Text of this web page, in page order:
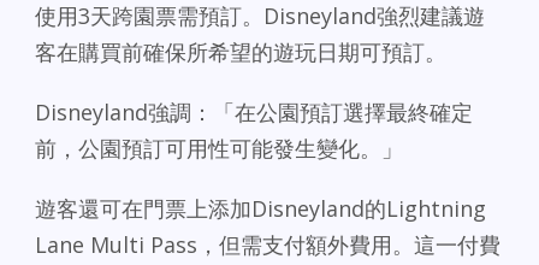
使用3天跨園票需預訂。Disneyland強烈建議遊
客在購買前確保所希望的遊玩日期可預訂。
Disneyland強調：「在公園預訂選擇最終確定
前，公園預訂可用性可能發生變化。」
遊客還可在門票上添加Disneyland的Lightning
Lane Multi Pass，但需支付額外費用。這一付費